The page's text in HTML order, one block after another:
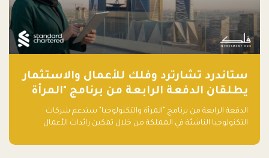
ستاندرد تشارترد وفلك للأعمال والاستثمار
يطلقان الدفعة الرابعة من برنامج "المرأة
والتكنولوجيا" لعام 2026 في المملكة
العربية السعودية
الدفعة الرابعة من برنامج "المرأة والتكنولوجيا" ستدعم شركات
التكنولوجيا الناشئة في المملكة من خلال تمكين رائدات الأعمال